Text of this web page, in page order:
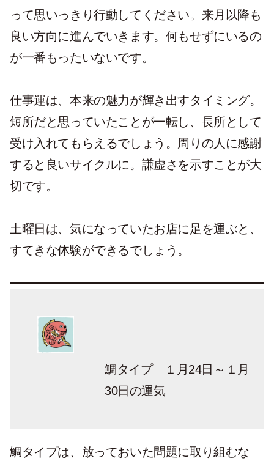
って思いっきり行動してください。来月以降も
良い方向に進んでいきます。何もせずにいるの
が一番もったいないです。
仕事運は、本来の魅力が輝き出すタイミング。
短所だと思っていたことが一転し、長所として
受け入れてもらえるでしょう。周りの人に感謝
すると良いサイクルに。謙虚さを示すことが大
切です。
土曜日は、気になっていたお店に足を運ぶと、
すてきな体験ができるでしょう。
鯛タイプ １月24日～１月
30日の運気
鯛タイプは、放っておいた問題に取り組むな